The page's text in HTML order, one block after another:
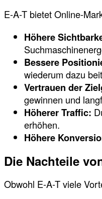
E-A-T bietet Online-
Höhere
Bessere
wiederum dazu
Vertrauen der
gewinnen und
Höherer Traffic:
erhöhen.
Höhere
Die Nachteile
Obwohl E-A-T viele